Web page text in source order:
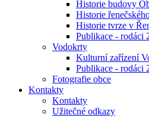
Historie budovy
Historie
Historie tvrze v
Publikace - rodáci
Vodokrty
Kulturní zařízení
Publikace - rodáci
Fotografie obce
Kontakty
Kontakty
Užitečné odkazy